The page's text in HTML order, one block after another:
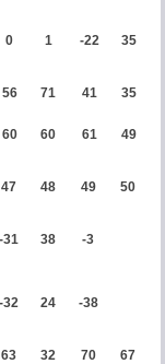
0 1 -22 35
56 71 41 35
60 60 61 49
47 48 49 50
-31 38 -3
-32 24 -38
63 32 70 67